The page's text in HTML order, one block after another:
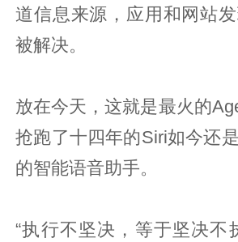
道信息来源，应用和网站
被解决。
放在今天，这就是最火的
抢跑了十四年的Siri如今还
的智能语音助手。
“执行不坚决，等于坚决不